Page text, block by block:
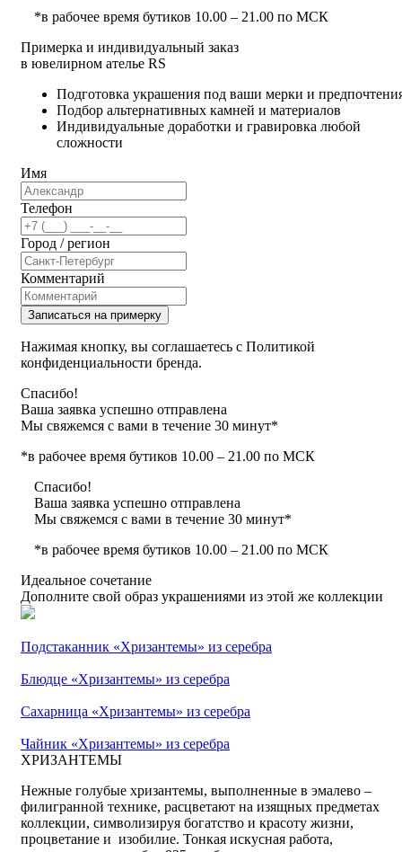
*в рабочее время бутиков 10.00 – 21.00 по МСК
Примерка и индивидуальный заказ
в ювелирном ателье RS
Подготовка украшения под ваши мерки и
Подбор альтернативных камней и материалов
Индивидуальные доработки и гравировка любой
сложности
Имя
Телефон
Город / регион
Комментарий
Записаться на примерку
Нажимая кнопку, вы соглашаетесь с Политикой
конфиденциальности бренда.
Спасибо!
Ваша заявка успешно отправлена
Мы свяжемся с вами в течение 30 минут*
*в рабочее время бутиков 10.00 – 21.00 по МСК
Спасибо!
Ваша заявка успешно отправлена
Мы свяжемся с вами в течение 30 минут*
*в рабочее время бутиков 10.00 – 21.00 по МСК
Идеальное сочетание
Дополните свой образ украшениями из этой же коллекции
Подстаканник «Хризантемы» из серебра
Блюдце «Хризантемы» из серебра
Сахаpница «Хризантемы» из серебра
Чайник «Хризантемы» из серебра
ХРИЗАНТЕМЫ
Нежные голубые хризантемы, выполненные в эмалево –
филигранной технике, расцветают на изящных предметах
коллекции, символизируя богатство и красоту жизни,
процветание и изобилие. Тонкая искусная работа,